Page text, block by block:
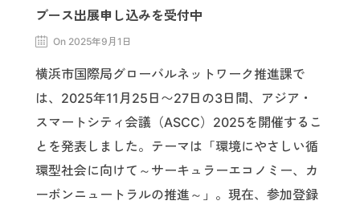
ブース出展申し込みを受付中
On 2025年9月1日
横浜市国際局グローバルネットワーク推進課で
は、2025年11月25日〜27日の3日間、アジア・
スマートシティ会議（ASCC）2025を開催するこ
とを発表しました。テーマは「環境にやさしい循
環型社会に向けて～サーキュラーエコノミー、カ
ーボンニュートラルの推進～」。現在、参加登録